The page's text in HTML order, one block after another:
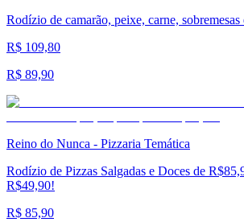
Rodízio de camarão, peixe, carne,
R$ 109,80
R$ 89,90
Reino do Nunca - Pizzaria Temática
Rodízio de Pizzas Salgadas e Doces de
R$49,90!
R$ 85,90